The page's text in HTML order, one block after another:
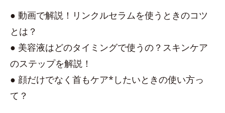
● 動画で解説！リンクルセラムを使うときのコツ
とは？
● 美容液はどのタイミングで使うの？スキンケア
のステップを解説！
● 顔だけでなく首もケア*したいときの使い方っ
て？